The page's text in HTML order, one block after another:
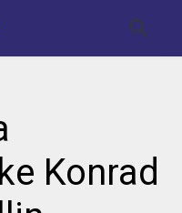
Konrad